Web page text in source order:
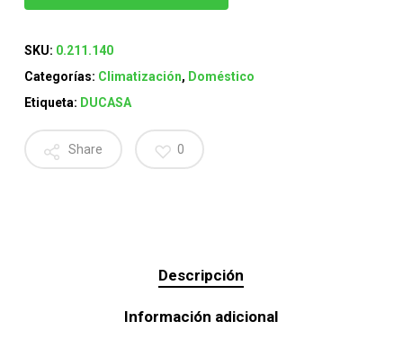
SKU: 0.211.140
Categorías: Climatización, Doméstico
Etiqueta: DUCASA
Share 0
Descripción
Información adicional